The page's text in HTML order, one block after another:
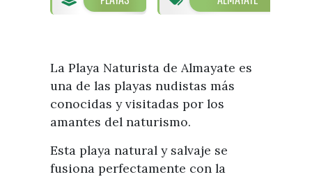
Oficinas de Turismo
Historia
Historia del municipio
Sectores
Visitas
Fiestas de singularidad turística
Semana Santa de Vélez-
Málaga
Galería fotográfica de eventos
Eventos
Ayuntamiento
Encuestas
La Playa Naturista de Almayate es
una de las playas nudistas más
conocidas y visitadas por los
amantes del naturismo.
Esta playa natural y salvaje se
fusiona perfectamente con la